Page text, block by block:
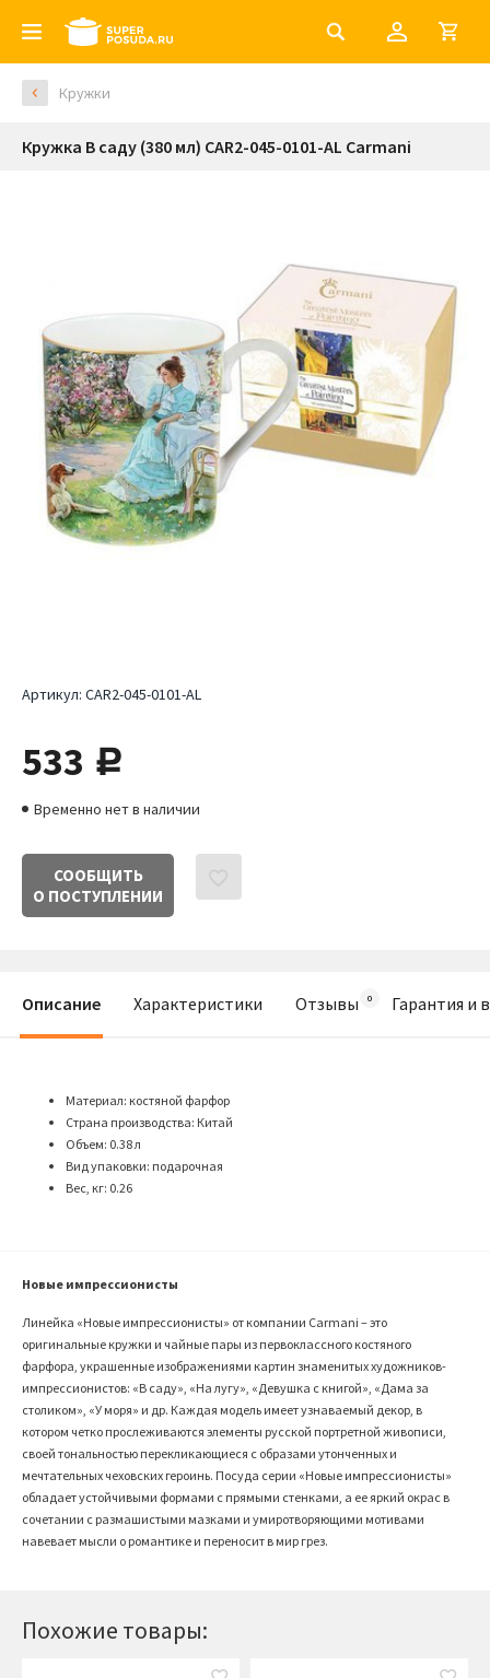
Кружки
Кружка В саду (380 мл) CAR2-045-0101-AL Carmani
Артикул: CAR2-045-0101-AL
533 руб.
Временно нет в наличии
СООБЩИТЬ
О ПОСТУПЛЕНИИ
Похожие товары:
Описание Характеристики Отзывы Гарантия и
Материал: костяной фарфор
Страна производства: Китай
Объем: 0.38 л
Вид упаковки: подарочная
Вес, кг: 0.26
Новые импрессионисты
Линейка «Новые импрессионисты» от компании Carmani – это
оригинальные кружки и чайные пары из первоклассного костяного
фарфора, украшенные изображениями картин знаменитых художников-
импрессионистов: «В саду», «На лугу», «Девушка с книгой», «Дама за
столиком», «У моря» и др. Каждая модель имеет узнаваемый декор, в
котором четко прослеживаются элементы русской портретной живописи,
своей тональностью перекликающиеся с образами утонченных и
мечтательных чеховских героинь. Посуда серии «Новые импрессионисты»
обладает устойчивыми формами с прямыми стенками, а ее яркий окрас в
сочетании с размашистыми мазками и умиротворяющими мотивами
навевает мысли о романтике и переносит в мир грез.